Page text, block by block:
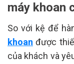
máy khoan
So với kệ để
khoan được
của khách và